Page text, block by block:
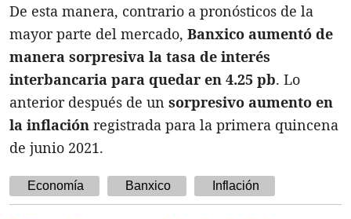
De esta manera, contrario a pronósticos de la
mayor parte del mercado, Banxico aumentó de
manera sorpresiva la tasa de interés
interbancaria para quedar en 4.25 pb. Lo
anterior después de un sorpresivo aumento en
la inflación registrada para la primera quincena
de junio 2021.
Economía Banxico Inflación